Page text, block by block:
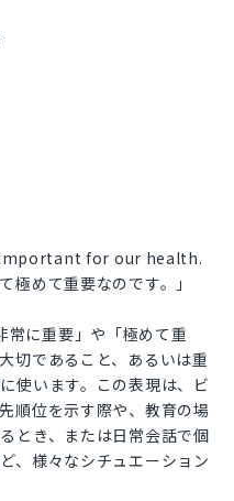
for our health.
極めて重要なのです。」
に重要」や「極めて重
切であること、あるいは重
使います。この表現は、ビ
順位を示す際や、教育の場
とき、または日常会話で個
、様々なシチュエーション